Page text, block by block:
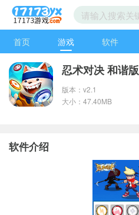
首页 游戏 软件
忍术对决 和谐版
版本：v2.1
大小：47.40MB
软件介绍